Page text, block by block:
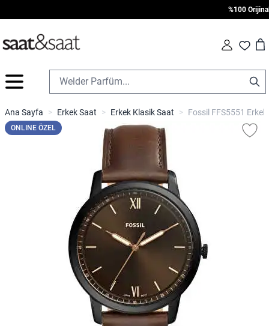
%100 Orijinal
Fav Cart
İçeriğe geç
Ana Sayfa > Erkek Saat > Erkek Klasik Saat > Fossil FFS5551
ONLINE ÖZEL